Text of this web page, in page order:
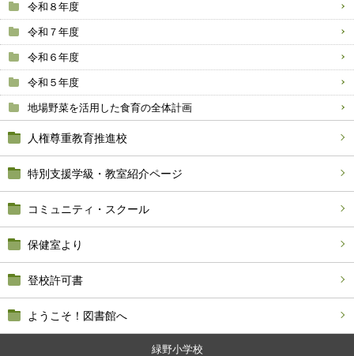
令和８年度
令和７年度
令和６年度
令和５年度
地場野菜を活用した食育の全体計画
人権尊重教育推進校
特別支援学級・教室紹介ページ
コミュニティ・スクール
保健室より
登校許可書
ようこそ！図書館へ
緑野小学校